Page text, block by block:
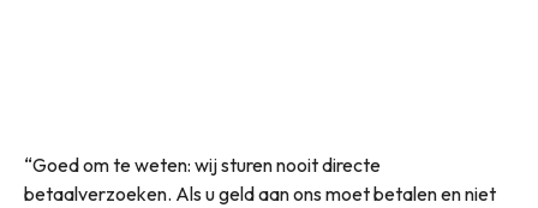
“Goed om te weten: wij sturen nooit directe
betaalverzoeken. Als u geld aan ons moet betalen en niet